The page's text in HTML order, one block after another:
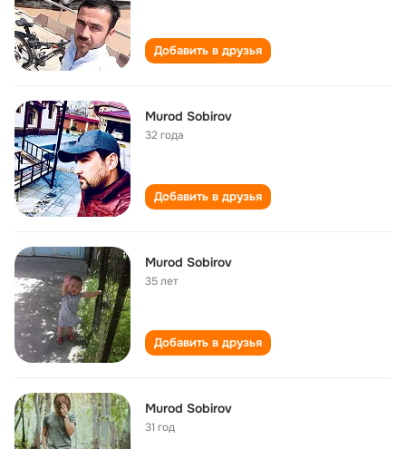
Добавить в друзья
Murod Sobirov
32 года
Добавить в друзья
Murod Sobirov
35 лет
Добавить в друзья
Murod Sobirov
31 год